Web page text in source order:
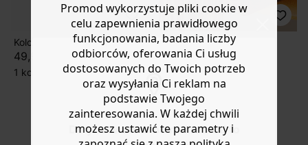
Do you want to be redirected to
Kolczyki słońca
49,90 zł
1 kolor
Kolczyki ( zestaw 2)
24,50 ZŁ
49,90 zł
-50%
1 kolor
New collection
Promod wykorzystuje pliki cookie w
celu zapewnienia prawidłowego
funkcjonowania, badania liczby
odbiorców, oferowania Ci usług
dostosowanych do Twoich potrzeb
oraz wysyłania Ci reklam na
podstawie Twojego
zainteresowania. W każdej chwili
możesz ustawić te parametry i